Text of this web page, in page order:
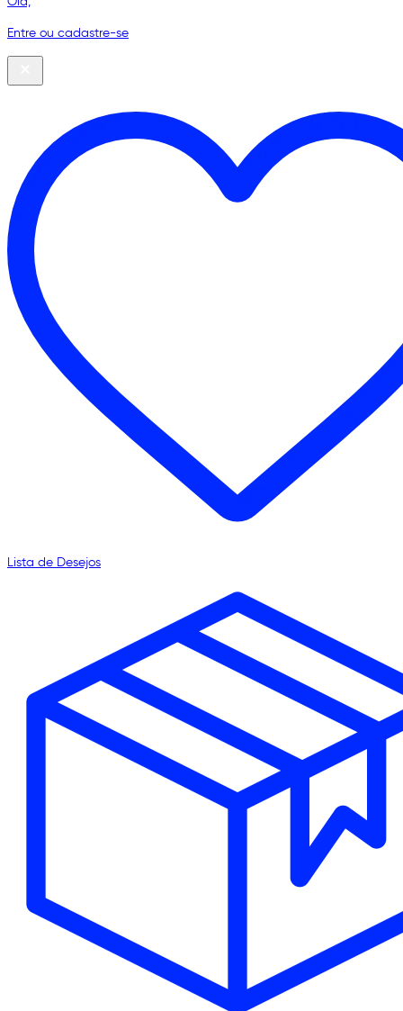
Entre ou cadastre-se
Lista de Desejos